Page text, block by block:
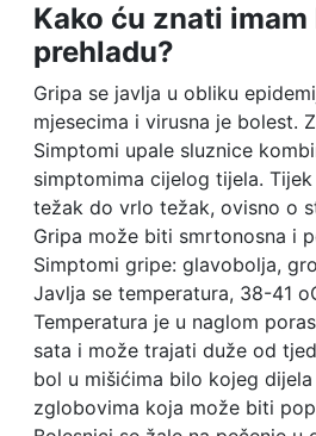
Kako ću znati
prehladu?
Gripa se javlja u obliku
mjesecima i virusna je bolest.
Simptomi upale sluznice
simptomima cijelog tijela.
težak do vrlo težak, ovisno o
Gripa može biti smrtonosna i
Simptomi gripe: glavobolja,
Javlja se temperatura, 38-41
Temperatura je u naglom
sata i može trajati duže od
bol u mišićima bilo kojeg
zglobovima koja može biti